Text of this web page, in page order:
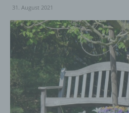
31. August 2021